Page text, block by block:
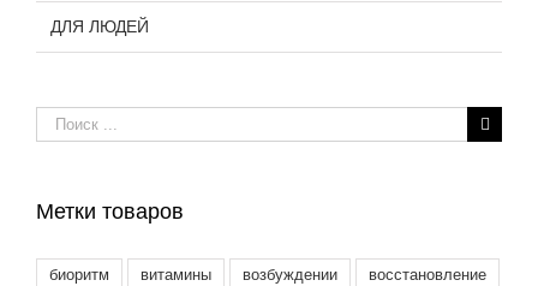
ДЛЯ ЛЮДЕЙ
Результат
поиска:
Метки товаров
биоритм витамины возбуждении восстановление